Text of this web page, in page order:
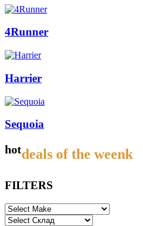
4Runner
Harrier
Sequoia
hotdeals of the weenk
FILTERS